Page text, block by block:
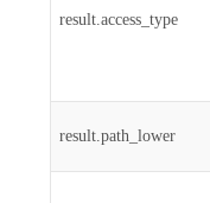
result.access_type
result.path_lower